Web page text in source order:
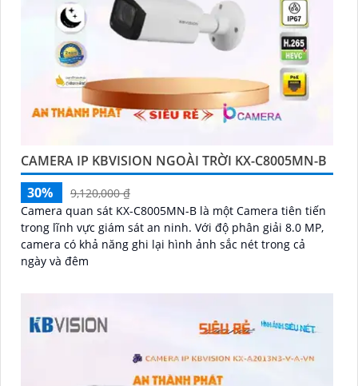
CAMERA IP KBVISION NGOÀI TRỜI KX-C8005MN-B
30%
9,120,000 ₫
Camera quan sát KX-C8005MN-B là một Camera tiên tiến
trong lĩnh vực giám sát an ninh. Với độ phân giải 8.0 MP,
camera có khả năng ghi lại hình ảnh sắc nét trong cả
ngày và đêm